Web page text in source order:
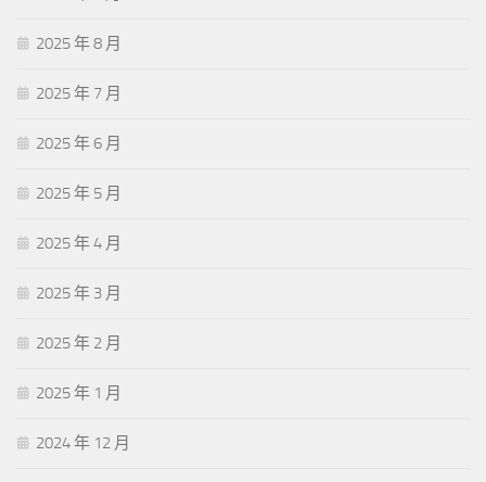
2025 年 8 月
2025 年 7 月
2025 年 6 月
2025 年 5 月
2025 年 4 月
2025 年 3 月
2025 年 2 月
2025 年 1 月
2024 年 12 月